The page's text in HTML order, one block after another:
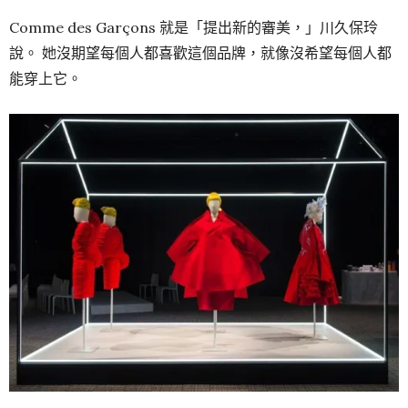
Comme des Garçons 就是「提出新的審美，」川久保玲
說。 她沒期望每個人都喜歡這個品牌，就像沒希望每個人都
能穿上它。